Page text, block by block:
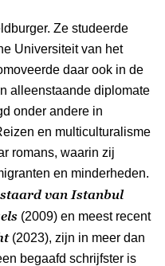
Ze studeerde
Universiteit van het
daar ook in de
alleenstaande diplomate
onder andere in
en multiculturalisme
romans, waarin zij
en minderheden.
van Istanbul
(2009) en meest recent
(2023), zijn in meer dan
begaafd schrijfster is